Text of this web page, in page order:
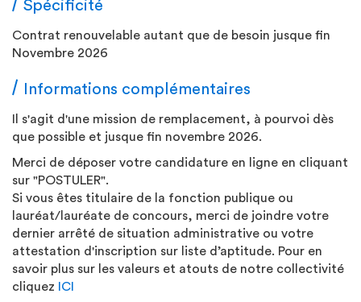
Spécificité
Contrat renouvelable autant que de besoin jusque fin
Novembre 2026
Informations complémentaires
Il s'agit d'une mission de remplacement, à pourvoi dès
que possible et jusque fin novembre 2026.
Merci de déposer votre candidature en ligne en cliquant
sur "POSTULER".
Si vous êtes titulaire de la fonction publique ou
lauréat/lauréate de concours, merci de joindre votre
dernier arrêté de situation administrative ou votre
attestation d'inscription sur liste d’aptitude. Pour en
savoir plus sur les valeurs et atouts de notre collectivité
cliquez
ICI